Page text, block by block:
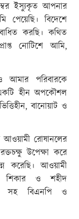
ইস্যুকৃত আপনার
বিদেশে
করছি। কথিত
নোটিশে আমি,
আমার পরিবারকে
হীন অপকৌশল
বানোয়াট ও
রোষানলের
উপেক্ষা করে
করেছি। আওয়ামী
শিকার ও শহীদ
সহ বিএনপি ও